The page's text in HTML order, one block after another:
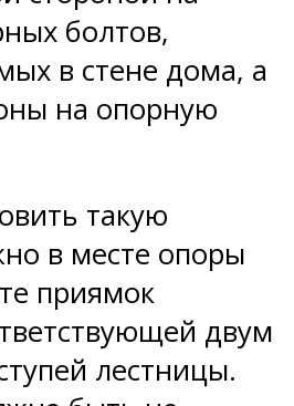
болтов,
в стене дома, а
на опорную
такую
в месте опоры
приямок
двум
лестницы.